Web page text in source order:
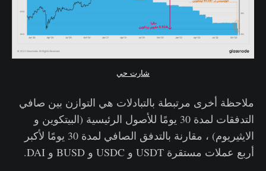
شارت حي
ملاحظة أخرى مرتبطة بالتبادلات هي التوازن بين صافي
التدفقات لمدة 30 يومًا للأصول الرئيسية (البيتكوين و
الايثيريوم) ، مقارنة بالتدفق الصافي لمدة 30 يومًا لأكبر
أربع عملات مستقرة USDT و USDC و BUSD و DAI.